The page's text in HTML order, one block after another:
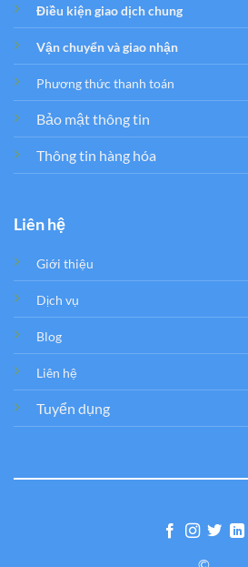
Điều kiện giao dịch chung
Vận chuyển và giao nhận
Phương thức thanh toán
Bảo mật thông tin
Thông tin hàng hóa
Liên hệ
Giới thiệu
Dịch vụ
Blog
Liên hệ
Tuyển dụng